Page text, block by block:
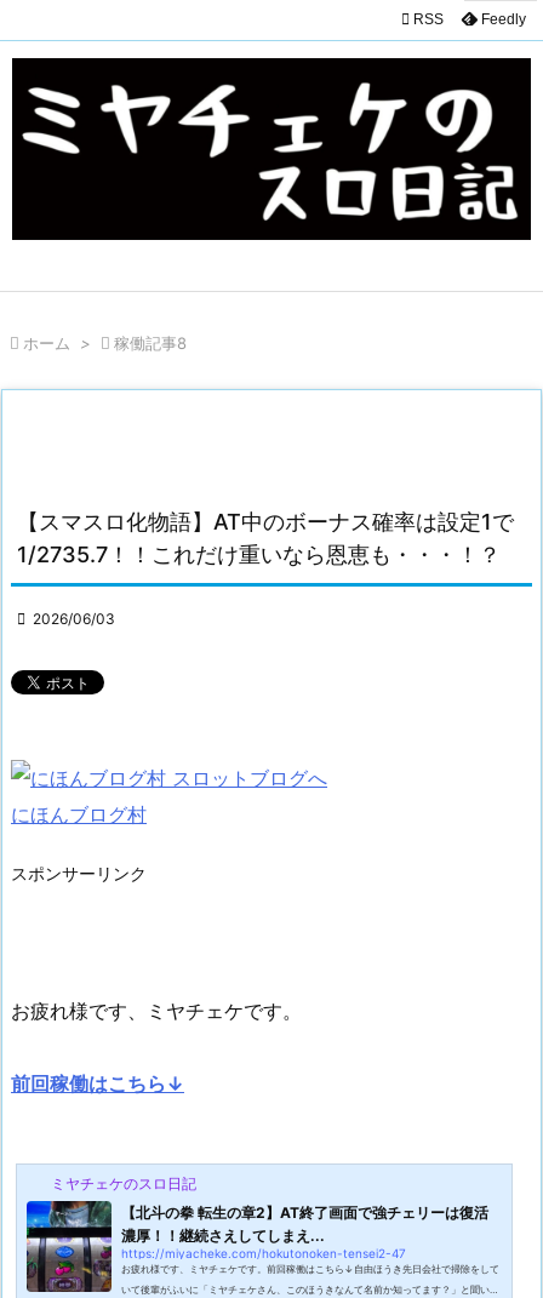
 RSS Feedly
 ホーム >  稼働記事8
【スマスロ化物語】AT中のボーナス確率は設定1で
1/2735.7！！これだけ重いなら恩恵も・・・！？
 2026/06/03
にほんブログ村
スポンサーリンク
お疲れ様です、ミヤチェケです。
前回稼働はこちら↓
ミヤチェケのスロ日記
【北斗の拳 転生の章2】AT終了画面で強チェリーは復活
濃厚！！継続さえしてしまえ...
https://miyacheke.com/hokutonoken-tensei2-47
お疲れ様です、ミヤチェケです。前回稼働はこちら↓自由ほうき先日会社で掃除をして
いて後輩がふいに「ミヤチェケさん、このほうきなんて名前か知ってます？」と聞いて